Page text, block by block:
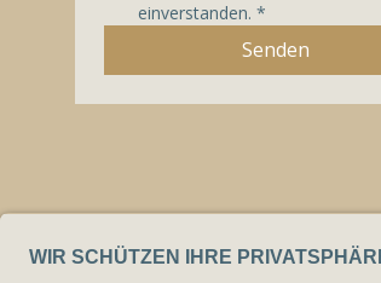
einverstanden. *
Senden